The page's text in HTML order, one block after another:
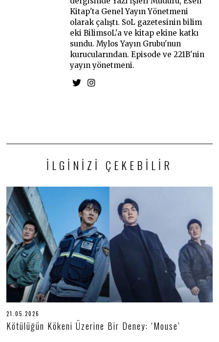
Kitap'ta Genel Yayın Yönetmeni
olarak çalıştı. SoL gazetesinin bilim
eki BilimsoL'a ve kitap ekine katkı
sundu. Mylos Yayın Grubu'nun
kurucularından. Episode ve 221B'nin
yayın yönetmeni.
İLGINIZI ÇEKEBILIR
21.05.2026
.
Kötülüğün Kökeni Üzerine Bir Deney: ‘Mouse’